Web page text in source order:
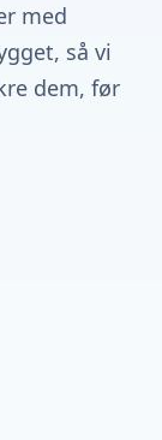
med
så vi
dem, før